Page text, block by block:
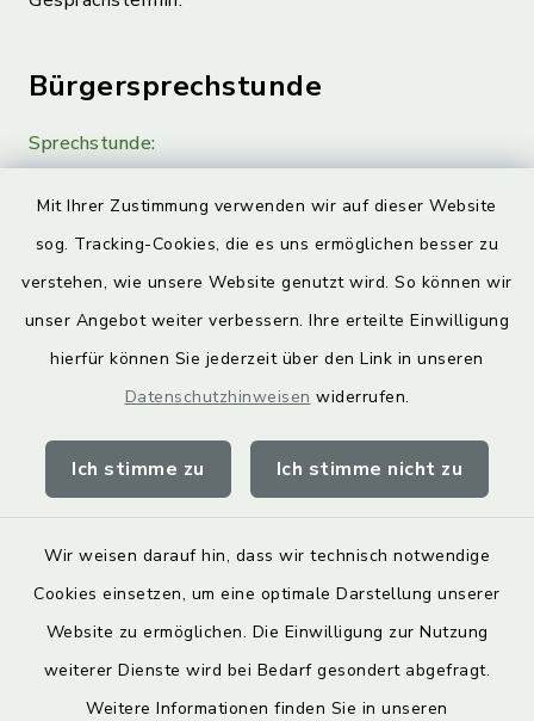
Mit Ihrer Zustimmung verwenden wir auf dieser Website
sog. Tracking-Cookies, die es uns ermöglichen besser zu
verstehen, wie unsere Website genutzt wird. So können wir
unser Angebot weiter verbessern. Ihre erteilte Einwilligung
hierfür können Sie jederzeit über den Link in unseren
Datenschutzhinweisen widerrufen.
Ich stimme zu Ich stimme nicht zu
Wir weisen darauf hin, dass wir technisch notwendige
Cookies einsetzen, um eine optimale Darstellung unserer
Website zu ermöglichen. Die Einwilligung zur Nutzung
weiterer Dienste wird bei Bedarf gesondert abgefragt.
Weitere Informationen finden Sie in unseren
Bürgersprechstunde
Sprechstunde:
Quicklinks
Landkreis Lichtenfels
geoPortal Lichtenfels